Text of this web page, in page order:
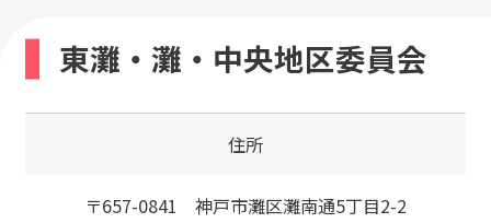
東灘・灘・中央地区委員会
住所
〒657-0841 神戸市灘区灘南通5丁目2-2